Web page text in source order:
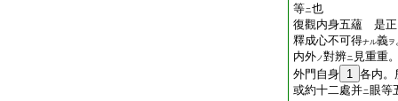
等ニ也
復觀内身五蘊 是正
釋成心不可得ナル義ヲ
内外ノ對辨ニ 見重重
外門自身 1 各内。
或約十二處并ニ眼等